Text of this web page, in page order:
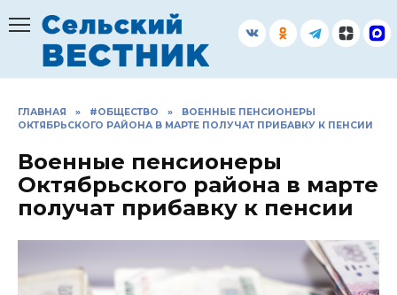
содержанию
ГЛАВНАЯ » #ОБЩЕСТВО »
ВОЕННЫЕ ПЕНСИОНЕРЫ
ОКТЯБРЬСКОГО РАЙОНА В МАРТЕ ПОЛУЧАТ ПРИБАВКУ К ПЕНСИИ
Военные пенсионеры
Октябрьского района в марте
получат прибавку к пенсии